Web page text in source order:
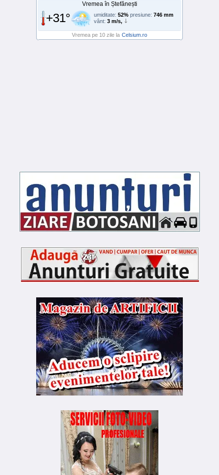
Vremea în Ștefănești
+31° umiditate: 52% presiune: 746 mm
vânt: 3 m/s,
Vremea pe 10 zile la Celsium.ro